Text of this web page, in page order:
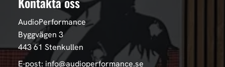
AudioPerformance
Byggvägen 3
443 61 Stenkullen
E-post: info@audioperformance.se